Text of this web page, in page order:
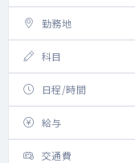
勤務地
科目
日程/時間
給与
交通費